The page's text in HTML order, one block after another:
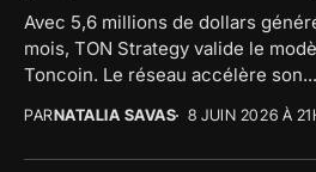
Avec 5,6 millions de dollars
mois, TON Strategy valide le
Toncoin. Le réseau accélère son...
PARNATALIA SAVAS 8 JUIN 2026 À